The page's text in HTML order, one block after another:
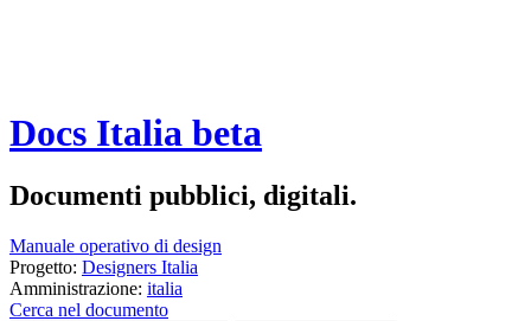
Docs Italia beta
Documenti pubblici, digitali.
Manuale operativo di design
Progetto: Designers Italia
Amministrazione: italia
Cerca nel documento